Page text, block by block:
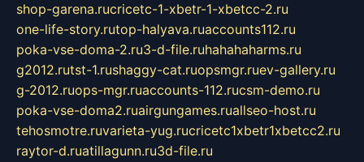
shop-garena.rucricetc-1-xbetr-1-xbetcc-2.ru
one-life-story.rutop-halyava.ruaccounts112.ru
poka-vse-doma-2.ru3-d-file.ruhahahaharms.ru
g2012.rutst-1.rushaggy-cat.ruopsmgr.ruev-gallery.ru
g-2012.ruops-mgr.ruaccounts-112.rucsm-demo.ru
poka-vse-doma2.ruairgungames.ruallseo-host.ru
tehosmotre.ruvarieta-yug.rucricetc1xbetr1xbetcc2.ru
raytor-d.ruatillagunn.ru3d-file.ru